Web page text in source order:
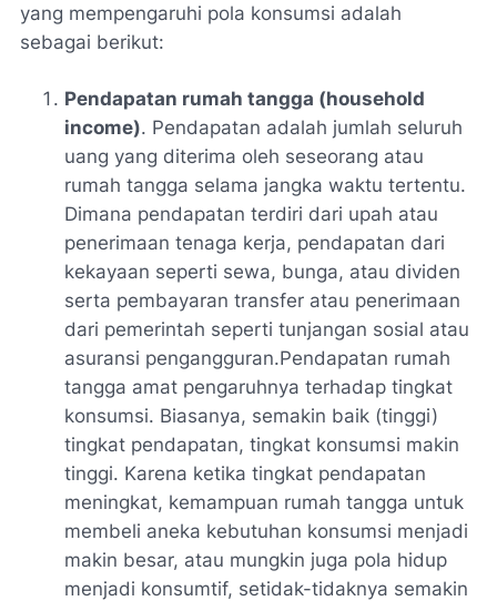
yang mempengaruhi pola konsumsi adalah
sebagai berikut:
Pendapatan rumah tangga (household
income). Pendapatan adalah jumlah seluruh
uang yang diterima oleh seseorang atau
rumah tangga selama jangka waktu tertentu.
Dimana pendapatan terdiri dari upah atau
penerimaan tenaga kerja, pendapatan dari
kekayaan seperti sewa, bunga, atau dividen
serta pembayaran transfer atau penerimaan
dari pemerintah seperti tunjangan sosial atau
asuransi pengangguran.Pendapatan rumah
tangga amat pengaruhnya terhadap tingkat
konsumsi. Biasanya, semakin baik (tinggi)
tingkat pendapatan, tingkat konsumsi makin
tinggi. Karena ketika tingkat pendapatan
meningkat, kemampuan rumah tangga untuk
membeli aneka kebutuhan konsumsi menjadi
makin besar, atau mungkin juga pola hidup
menjadi konsumtif, setidak-tidaknya semakin